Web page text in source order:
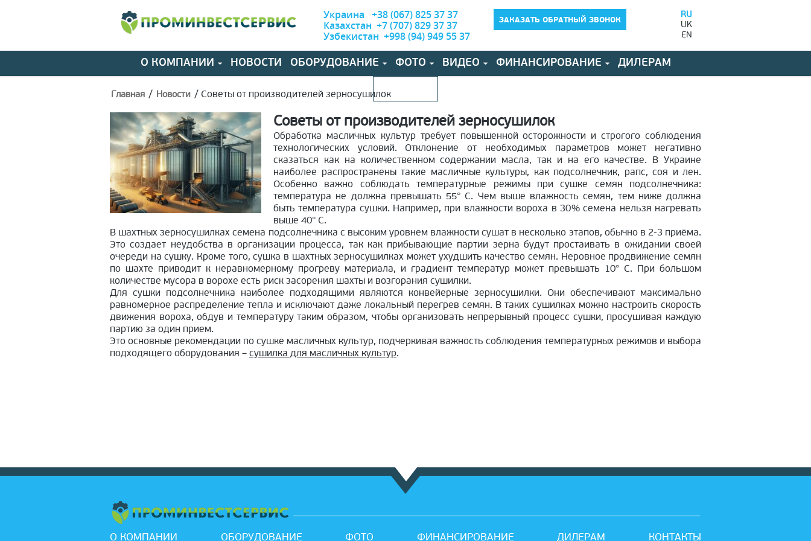
Украина +38 (067) 825 37 37
Казахстан +7 (707) 829 37 37
Узбекистан +998 (94) 949 55 37
ЗАКАЗАТЬ ОБРАТНЫЙ ЗВОНОК
RU
UK
EN
О КОМПАНИИ НОВОСТИ ОБОРУДОВАНИЕ ФОТО ВИДЕО ФИНАНСИРОВАНИЕ ДИЛЕРАМ
Главная / Новости / Советы от производителей зерносушилок
Советы от производителей зерносушилок
Обработка масличных культур требует повышенной осторожности и строгого соблюдения
технологических условий. Отклонение от необходимых параметров может негативно
сказаться как на количественном содержании масла, так и на его качестве. В Украине
наиболее распространены такие масличные культуры, как подсолнечник, рапс, соя и лен.
Особенно важно соблюдать температурные режимы при сушке семян подсолнечника:
температура не должна превышать 55° C. Чем выше влажность семян, тем ниже должна
быть температура сушки. Например, при влажности вороха в 30 % семена нельзя нагревать
выше 40° C.
В шахтных зерносушилках семена подсолнечника с высоким уровнем влажности сушат в несколько этапов, обычно в 2-3 приёма.
Это создает неудобства в организации процесса, так как прибывающие партии зерна будут простаивать в ожидании своей
очереди на сушку. Кроме того, сушка в шахтных зерносушилках может ухудшить качество семян. Неровное продвижение семян
по шахте приводит к неравномерному прогреву материала, и градиент температур может превышать 10° C. При большом
количестве мусора в ворохе есть риск засорения шахты и возгорания сушилки.
Для сушки подсолнечника наиболее подходящими являются конвейерные зерносушилки. Они обеспечивают максимально
равномерное распределение тепла и исключают даже локальный перегрев семян. В таких сушилках можно настроить скорость
движения вороха, обдув и температуру таким образом, чтобы организовать непрерывный процесс сушки, просушивая каждую
партию за один прием.
Это основные рекомендации по сушке масличных культур, подчеркивая важность соблюдения температурных режимов и выбора
подходящего оборудования – сушилка для масличных культур.
О КОМПАНИИ ОБОРУДОВАНИЕ ФОТО ФИНАНСИРОВАНИЕ ДИЛЕРАМ КОНТАКТЫ